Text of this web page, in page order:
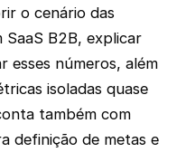
o cenário das
SaaS B2B, explicar
números, além
isoladas quase
também com
definição de metas e